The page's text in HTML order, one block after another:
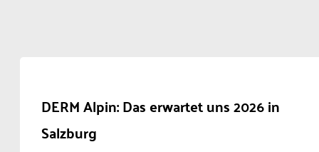
DERM Alpin: Das erwartet uns 2026 in
Salzburg